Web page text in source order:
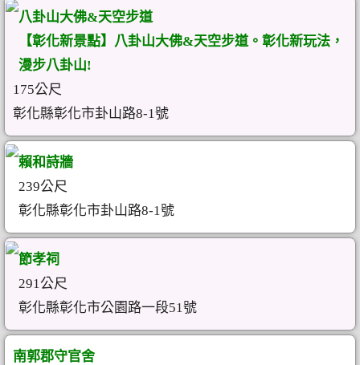
八卦山大佛&天空步道
【彰化新景點】八卦山大佛&天空步道。彰化新玩法，
漫步八卦山!
175公尺
彰化縣彰化市卦山路8-1號
賴和詩牆
239公尺
彰化縣彰化市卦山路8-1號
節孝祠
291公尺
彰化縣彰化市公園路一段51號
南郭郡守官舍